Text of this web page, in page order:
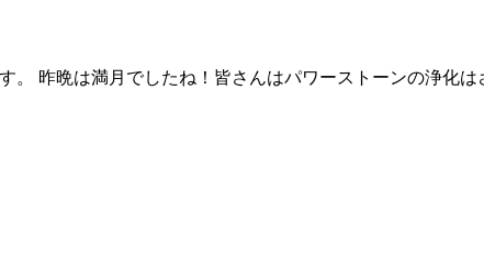
昨晩は満月でしたね！皆さんはパワーストーンの浄化は